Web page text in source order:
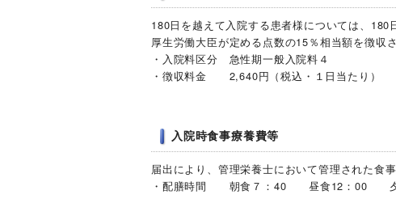
180日を越えて入院する患者様については、180
厚生労働大臣が定める点数の15％相当額を徴収
・入院料区分 急性期一般入院料４
・徴収料金 2,640円（税込・１日当たり）
入院時食事療養費等
届出により、管理栄養士において管理された食
・配膳時間 朝食７：40 昼食12：00 夕